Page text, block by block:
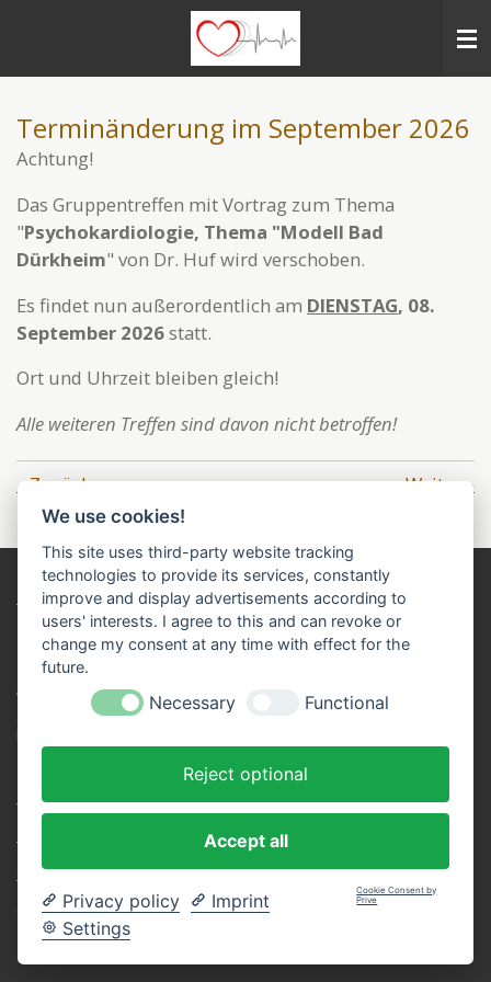
springen
Terminänderung im September 2026
Achtung!
Das Gruppentreffen mit Vortrag zum Thema
"Psychokardiologie, Thema "Modell Bad
Dürkheim" von Dr. Huf wird verschoben.
Es findet nun außerordentlich am DIENSTAG, 08.
September 2026statt.
Ort und Uhrzeit bleiben gleich!
Alle weiteren Treffen sind davon nicht betroffen!
« Zurück Weiter »
T
e
e
n
T
e
i
l
e
n
T
e
i
l
e
n
T
e
i
e
n
HINWEIS:
Die Inhalte dieser Website dienen dem allgemeinen
Erfahrungsaustausch und ersetzenkeine ärztliche Beratung
oder Behandlung
Aktualität externer Links oder Informationen. Bei
gesundheitlichen Fragen oder Unsicherheiten wenden Sie sich
Impressum
Cookie-Einstellungen ändern
© 2026 Defigruppe Kaiserslautern
Mit Unterstützung von
We use cookies!
This site uses third-party website tracking
technologies to provide its services, constantly
improve and display advertisements according to
users' interests. I agree to this and can revoke or
change my consent at any time with effect for the
future.
Necessary Functional
Reject optional
Accept all
Privacy policy
Imprint
Settings
Cookie Consent by
Prive